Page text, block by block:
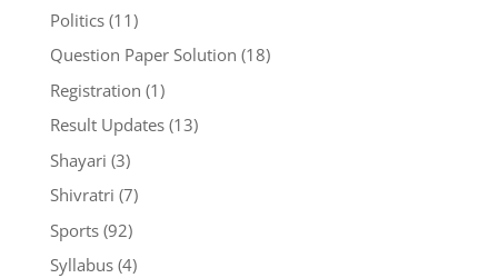
Politics(11)
Question Paper Solution (18)
Registration (1)
Result Updates(13)
Shayari (3)
Shivratri (7)
Sports(92)
Syllabus(4)